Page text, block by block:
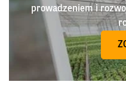
prowadzeniem i